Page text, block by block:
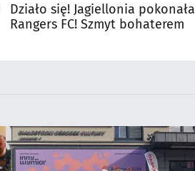
Działo się! Jagiellonia pokonała
Rangers FC! Szmyt bohaterem